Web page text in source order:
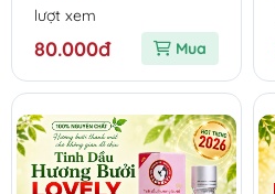
lượt xem
80.000đ Mua